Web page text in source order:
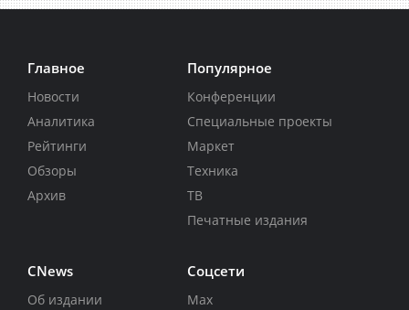
Главное
Новости
Аналитика
Рейтинги
Обзоры
Архив
Популярное
Конференции
Специальные проекты
Маркет
Техника
ТВ
Печатные издания
CNews
Об издании
Соцсети
Max